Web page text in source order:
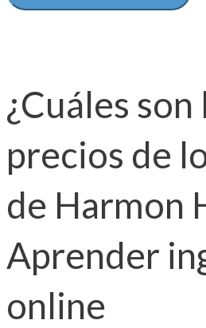
¿Cuáles son
precios de
de Harmon
Aprender
online